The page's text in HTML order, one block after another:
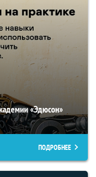
«Эдюсон»
ПОДРОБНЕЕ